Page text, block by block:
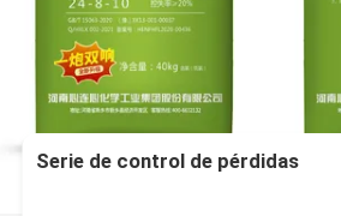
Serie de control de pérdidas